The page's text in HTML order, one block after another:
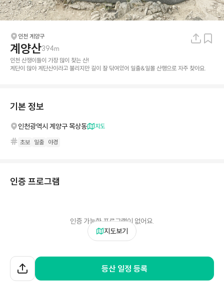
인천 계양구
계양산394m
인천 산쟁이들이 가장 많이 찾는 산!
계단이 많아 계단산이라고 불리지만 길이 잘 닦여있어 일출&일몰 산행으로 자주 찾아요.
기본 정보
인천광역시 계양구 목상동 지도
초보 일출 야경
인증 프로그램
인증 가능한 프로그램이 없어요.
계양산날씨
지도보기
등산 일정 등록